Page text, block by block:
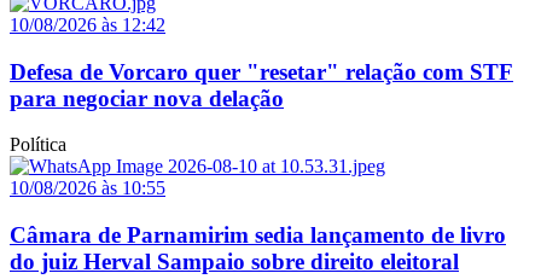
10/08/2026 às 12:42
Defesa de Vorcaro quer "resetar" relação com STF
para negociar nova delação
Política
10/08/2026 às 10:55
Câmara de Parnamirim sedia lançamento de livro
do juiz Herval Sampaio sobre direito eleitoral